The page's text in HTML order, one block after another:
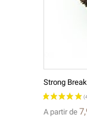
Strong
A partir de